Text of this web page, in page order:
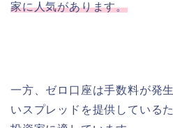
家に人気があります。
一方、ゼロ口座は手数料が発
いスプレッドを提供している